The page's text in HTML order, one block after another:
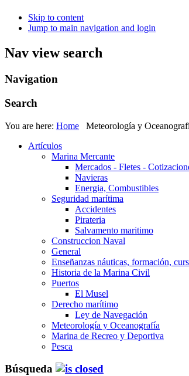
Skip to content
Jump to main navigation and login
Nav view search
Navigation
Search
You are here: Home
Meteorología y
Artículos
Marina Mercante
Mercados - Fletes -
Navieras
Energia, Combustibles
Seguridad marítima
Accidentes
Pirateria
Salvamento maritimo
Construccion Naval
General
Enseñanzas náuticas, formación,
Historia de la Marina Civil
Puertos
El Musel
Derecho marítimo
Ley de Navegación
Meteorología y Oceanografía
Marina de Recreo y Deportiva
Pesca
Búsqueda